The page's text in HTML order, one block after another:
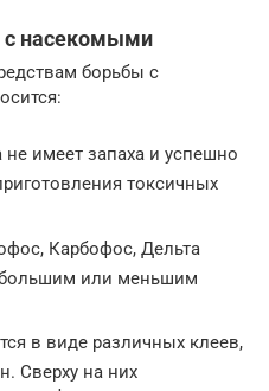
с насекомыми
борьбы с
не имеет запаха и успешно
токсичных
Карбофос, Дельта
большим или меньшим
в виде различных клеев,
Сверху на них